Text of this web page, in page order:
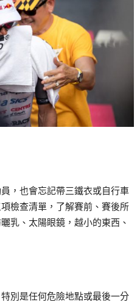
，也會忘記帶三鐵衣或自行車
檢查清單，了解賽前、賽後所
乳、太陽眼鏡，越小的東西、
別是任何危險地點或最後一分